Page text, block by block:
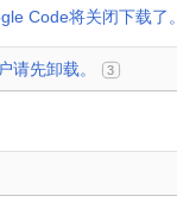
Code将关闭下载了。
先卸载。 3